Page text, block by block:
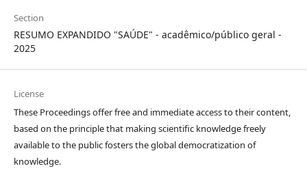
Section
RESUMO EXPANDIDO "SAÚDE" - acadêmico/público geral -
2025
License
These Proceedings offer free and immediate access to their content,
based on the principle that making scientific knowledge freely
available to the public fosters the global democratization of
knowledge.